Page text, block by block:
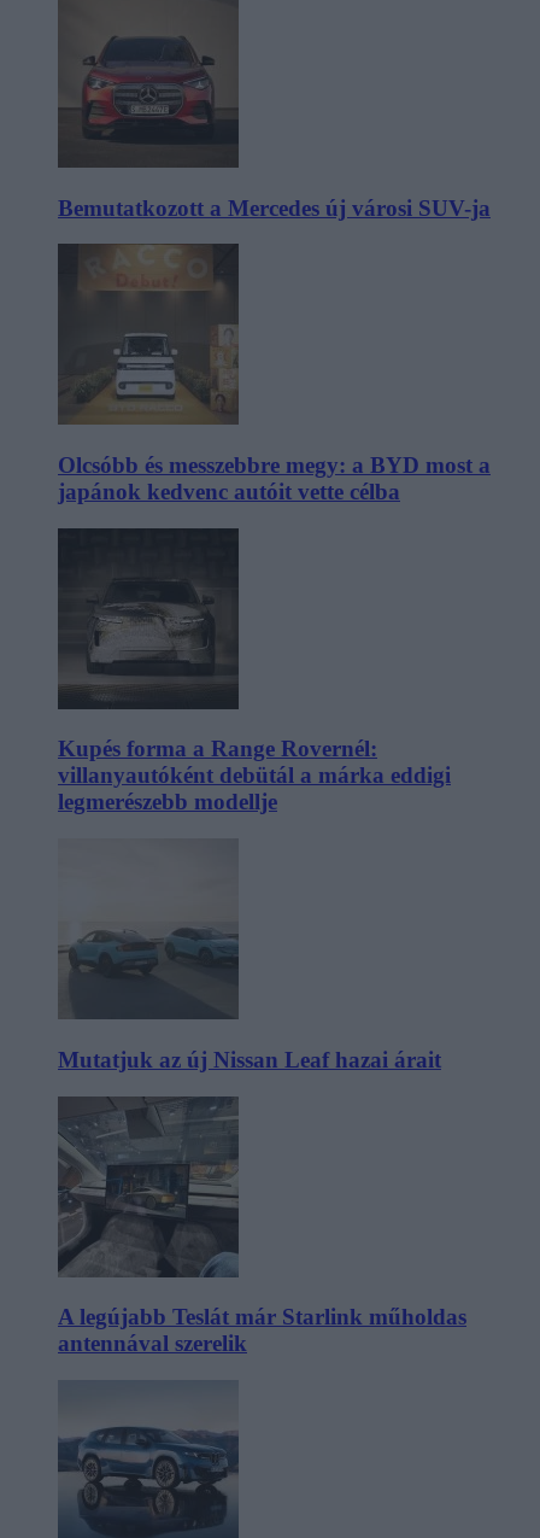
Bemutatkozott a Mercedes új városi SUV-ja
Olcsóbb és messzebbre megy: a BYD most a
japánok kedvenc autóit vette célba
Kupés forma a Range Rovernél:
villanyautóként debütál a márka eddigi
legmerészebb modellje
Mutatjuk az új Nissan Leaf hazai árait
A legújabb Teslát már Starlink műholdas
antennával szerelik